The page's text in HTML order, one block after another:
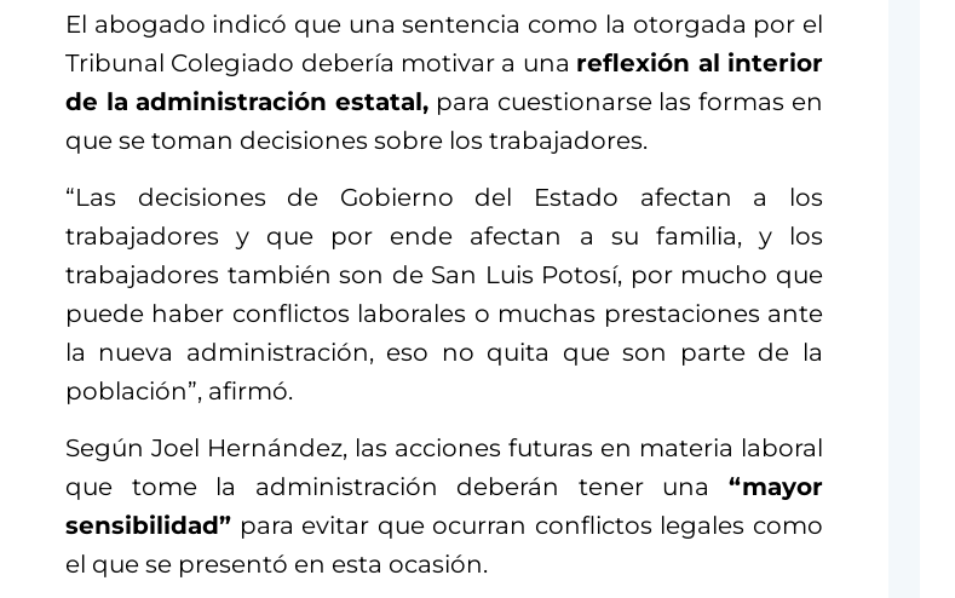
El abogado indicó que una sentencia como la otorgada por el
Tribunal Colegiado debería motivar a una reflexión al interior
de la administración estatal, para cuestionarse las formas en
que se toman decisiones sobre los trabajadores.
“Las decisiones de Gobierno del Estado afectan a los
trabajadores y que por ende afectan a su familia, y los
trabajadores también son de San Luis Potosí, por mucho que
puede haber conflictos laborales o muchas prestaciones ante
la nueva administración, eso no quita que son parte de la
población”, afirmó.
Según Joel Hernández, las acciones futuras en materia laboral
que tome la administración deberán tener una “mayor
sensibilidad” para evitar que ocurran conflictos legales como
el que se presentó en esta ocasión.